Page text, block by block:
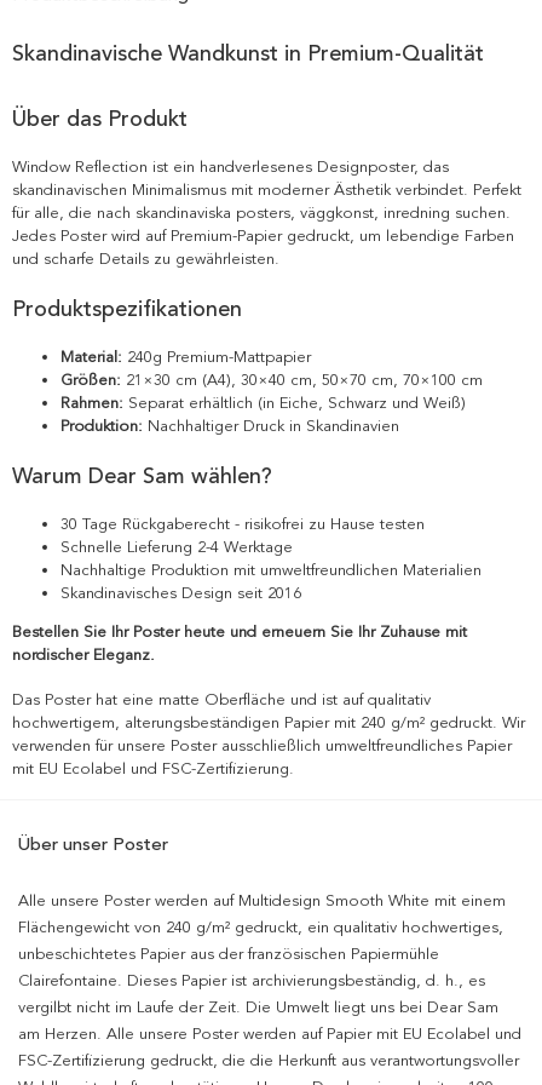
Skandinavische Wandkunst in Premium-Qualität
Über das Produkt
Window Reflection ist ein handverlesenes Designposter, das
skandinavischen Minimalismus mit moderner Ästhetik verbindet. Perfekt
für alle, die nach skandinaviska posters, väggkonst, inredning suchen.
Jedes Poster wird auf Premium-Papier gedruckt, um lebendige Farben
und scharfe Details zu gewährleisten.
Produktspezifikationen
Material: 240g Premium-Mattpapier
Größen: 21×30 cm (A4), 30×40 cm, 50×70 cm, 70×100 cm
Rahmen: Separat erhältlich (in Eiche, Schwarz und Weiß)
Produktion: Nachhaltiger Druck in Skandinavien
Warum Dear Sam wählen?
30 Tage Rückgaberecht - risikofrei zu Hause testen
Schnelle Lieferung 2-4 Werktage
Nachhaltige Produktion mit umweltfreundlichen Materialien
Skandinavisches Design seit 2016
Bestellen Sie Ihr Poster heute und erneuern Sie Ihr Zuhause mit
nordischer Eleganz.
Das Poster hat eine matte Oberfläche und ist auf qualitativ
hochwertigem, alterungsbeständigen Papier mit 240 g/m² gedruckt. Wir
verwenden für unsere Poster ausschließlich umweltfreundliches Papier
mit EU Ecolabel und FSC-Zertifizierung.
Über unser Poster
Alle unsere Poster werden auf Multidesign Smooth White mit einem
Flächengewicht von 240 g/m² gedruckt, ein qualitativ hochwertiges,
unbeschichtetes Papier aus der französischen Papiermühle
Clairefontaine. Dieses Papier ist archivierungsbeständig, d. h., es
vergilbt nicht im Laufe der Zeit. Die Umwelt liegt uns bei Dear Sam
am Herzen. Alle unsere Poster werden auf Papier mit EU Ecolabel und
FSC-Zertifizierung gedruckt, die die Herkunft aus verantwortungsvoller